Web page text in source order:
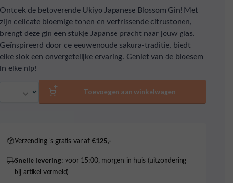
Ontdek de betoverende Ukiyo Japanese Blossom Gin! Met
zijn delicate bloemige tonen en verfrissende citrustonen,
brengt deze gin een stukje Japanse pracht naar jouw glas.
Geïnspireerd door de eeuwenoude sakura-traditie, biedt
elke slok een onvergetelijke ervaring. Geniet van de bloesem
in elke nip!
Toevoegen aan winkelwagen
Verzending is gratis vanaf€125,-
Snelle levering: voor 15:00, morgen in huis (uitzondering
bij artikel vermeld)